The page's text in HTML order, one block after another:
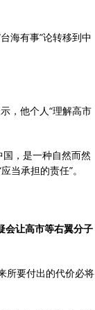
海有事”论转移到中
，他个人“理解高市
，是一种自然而然
当承担的责任”。
会让高市等右翼分子
所要付出的代价必将